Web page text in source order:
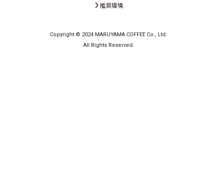
推奨環境
Copyright © 2024 MARUYAMA COFFEE Co., Ltd.
All Rights Reserved.